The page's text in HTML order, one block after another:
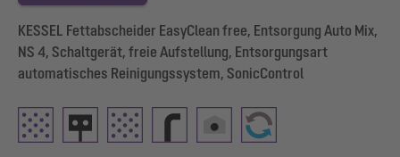
KESSEL Fettabscheider EasyClean free, Entsorgung Auto Mix,
NS 4, Schaltgerät, freie Aufstellung, Entsorgungsart
automatisches Reinigungssystem, SonicControl